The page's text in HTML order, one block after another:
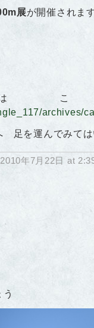
展が開催されま
こ
archives/
足を運んでみて
年7月22日 at